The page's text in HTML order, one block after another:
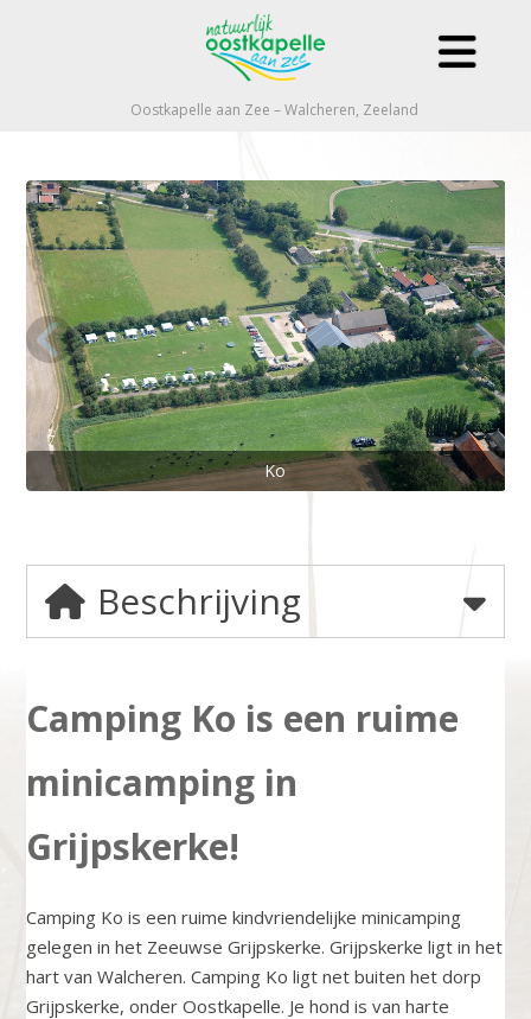
Oostkapelle aan Zee – Walcheren, Zeeland
Ko
Beschrijving
Camping Ko is een ruime
minicamping in
Grijpskerke!
Camping Ko is een ruime kindvriendelijke minicamping
gelegen in het Zeeuwse Grijpskerke. Grijpskerke ligt in het
hart van Walcheren. Camping Ko ligt net buiten het dorp
Grijpskerke, onder Oostkapelle. Je hond is van harte